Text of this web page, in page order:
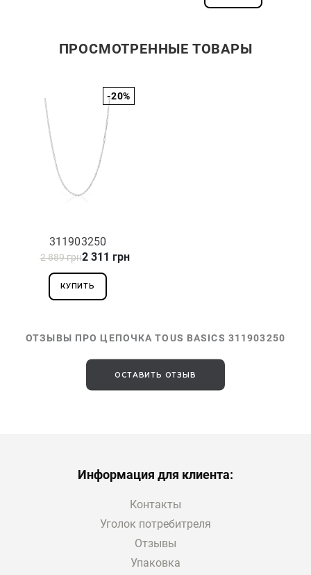
ПРОСМОТРЕННЫЕ ТОВАРЫ
-20%
311903250
2 889 грн2 311 грн
КУПИТЬ
ОТЗЫВЫ ПРО ЦЕПОЧКА TOUS BASICS 311903250
ОСТАВИТЬ ОТЗЫВ
Информация для клиента:
Контакты
Уголок потребитреля
Отзывы
Упаковка